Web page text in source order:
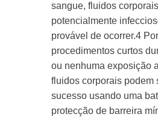
sangue, fluidos
potencialmente
provável de ocorrer.4
procedimentos curtos
ou nenhuma exposição
fluidos corporais podem
sucesso usando uma
protecção de barreira